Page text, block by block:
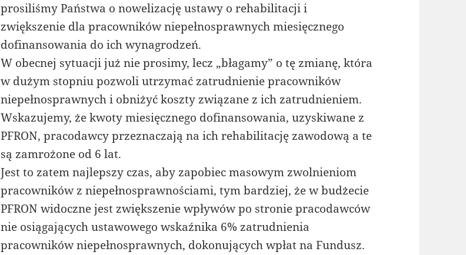
prosiliśmy Państwa o nowelizację ustawy o rehabilitacji i
zwiększenie dla pracowników niepełnosprawnych miesięcznego
dofinansowania do ich wynagrodzeń.
W obecnej sytuacji już nie prosimy, lecz „błagamy” o tę zmianę, która
w dużym stopniu pozwoli utrzymać zatrudnienie pracowników
niepełnosprawnych i obniżyć koszty związane z ich zatrudnieniem.
Wskazujemy, że kwoty miesięcznego dofinansowania, uzyskiwane z
PFRON, pracodawcy przeznaczają na ich rehabilitację zawodową a te
są zamrożone od 6 lat.
Jest to zatem najlepszy czas, aby zapobiec masowym zwolnieniom
pracowników z niepełnosprawnościami, tym bardziej, że w budżecie
PFRON widoczne jest zwiększenie wpływów po stronie pracodawców
nie osiągających ustawowego wskaźnika 6% zatrudnienia
pracowników niepełnosprawnych, dokonujących wpłat na Fundusz.